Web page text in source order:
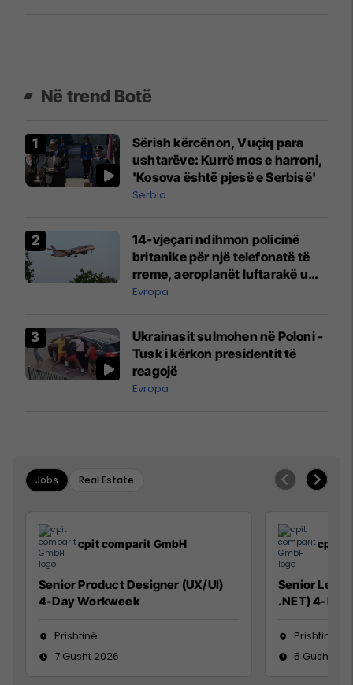
Në trend Botë
Sërish kërcënon, Vuçiq para
ushtarëve: Kurrë mos e harroni,
'Kosova është pjesë e Serbisë'
Serbia
14-vjeçari ndihmon policinë
britanike për një telefonatë të
rreme, aeroplanët luftarakë u
ngritën në ajër për të
Mançesterit
Evropa
Ukrainasit sulmohen në Poloni -
Tusk i kërkon presidentit të
reagojë
Evropa
Jobs Real Estate
cpit comparit GmbH
Senior Product Designer (UX/UI)
4-Day Workweek
Prishtinë
7 Gusht 2026
cpit
Senior Lead
.NET) 4-
Prishtinë
5 Gusht